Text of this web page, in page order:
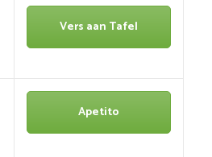
Vers aan Tafel
Apetito